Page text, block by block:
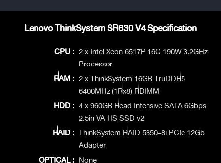
Lenovo ThinkSystem SR630 V4 Specification
CPU : 2 x Intel Xeon 6517P 16C 190W 3.2GHz
Processor
RAM : 2 x ThinkSystem 16GB TruDDR5
6400MHz (1Rx8) RDIMM
HDD : 4 x 960GB Read Intensive SATA 6Gbps
2.5in VA HS SSD v2
RAID : ThinkSystem RAID 5350-8i PCIe 12Gb
Adapter
OPTICAL : None